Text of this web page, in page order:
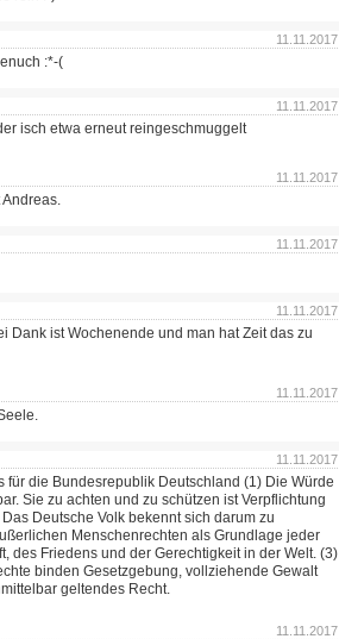
11.11.2017
:*-(
11.11.2017
isch etwa erneut reingeschmuggelt
11.11.2017
Andreas.
11.11.2017
11.11.2017
Dank ist Wochenende und man hat Zeit das zu
11.11.2017
11.11.2017
für die Bundesrepublik Deutschland (1) Die Würde
Sie zu achten und zu schützen ist Verpflichtung
Deutsche Volk bekennt sich darum zu
Menschenrechten als Grundlage jeder
des Friedens und der Gerechtigkeit in der Welt. (3)
binden Gesetzgebung, vollziehende Gewalt
geltendes Recht.
11.11.2017